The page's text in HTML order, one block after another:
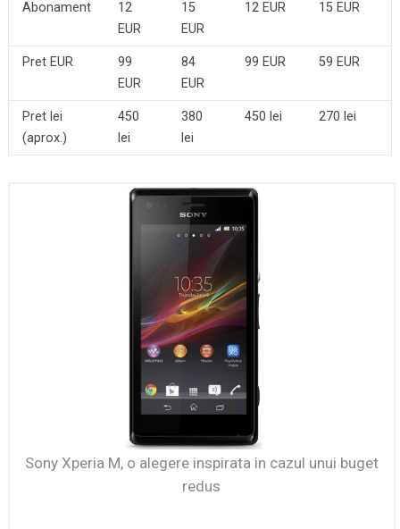
Abonament
12
EUR
15
EUR
12 EUR 15 EUR
Pret EUR
99
EUR
84
EUR
99 EUR 59 EUR
Pret lei
(aprox.)
450
lei
380
lei
450 lei 270 lei
Sony Xperia M, o alegere inspirata in cazul unui buget
redus